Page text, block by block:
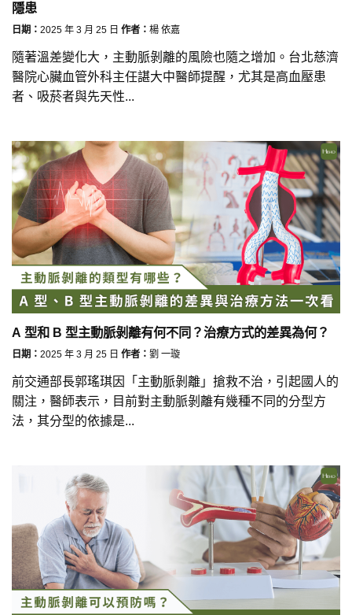
隱患
日期： 2025 年 3 月 25 日 作者： 楊 依嘉
隨著溫差變化大，主動脈剝離的風險也隨之增加。台北慈濟
醫院心臟血管外科主任諶大中醫師提醒，尤其是高血壓患
者、吸菸者與先天性...
A 型和 B 型主動脈剝離有何不同？治療方式的差異為何？
日期： 2025 年 3 月 25 日 作者： 劉 一璇
前交通部長郭瑤琪因「主動脈剝離」搶救不治，引起國人的
關注，醫師表示，目前對主動脈剝離有幾種不同的分型方
法，其分型的依據是...